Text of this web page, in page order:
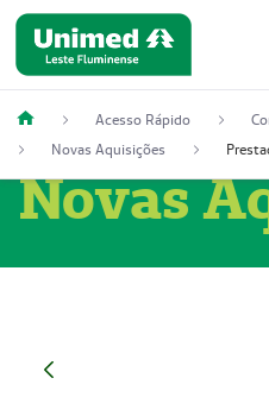
Acesso Rápido
Novas Aquisições
Novas